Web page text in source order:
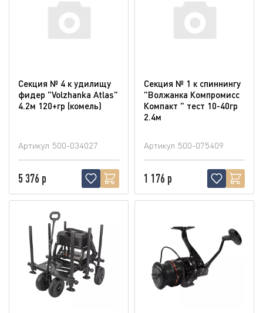
Секция № 4 к удилищу
фидер "Volzhanka Atlas"
4.2м 120+гр (комель)
Артикул 500-034027
5 376 р
Секция № 1 к спиннингу
"Волжанка Компромисс
Компакт " тест 10-40гр
2.4м
Артикул 500-075409
1 176 р